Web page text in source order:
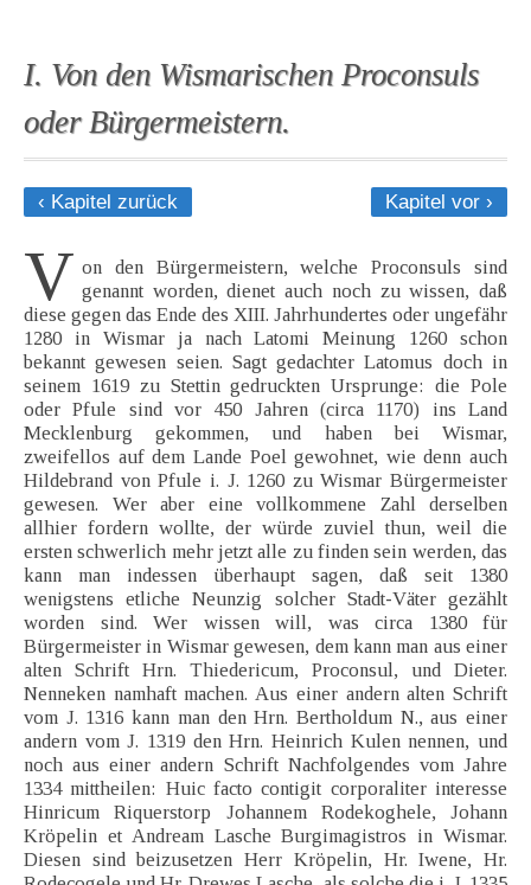
I. Von den Wismarischen Proconsuls
oder Bürgermeistern.
‹ Kapitel zurück Kapitel vor ›
V on den Bürgermeistern, welche Proconsuls sind
genannt worden, dienet auch noch zu wissen, daß
diese gegen das Ende des XIII. Jahrhundertes oder ungefähr
1280 in Wismar ja nach Latomi Meinung 1260 schon
bekannt gewesen seien. Sagt gedachter Latomus doch in
seinem 1619 zu Stettin gedruckten Ursprunge: die Pole
oder Pfule sind vor 450 Jahren (circa 1170) ins Land
Mecklenburg gekommen, und haben bei Wismar,
zweifellos auf dem Lande Poel gewohnet, wie denn auch
Hildebrand von Pfule i. J. 1260 zu Wismar Bürgermeister
gewesen. Wer aber eine vollkommene Zahl derselben
allhier fordern wollte, der würde zuviel thun, weil die
ersten schwerlich mehr jetzt alle zu finden sein werden, das
kann man indessen überhaupt sagen, daß seit 1380
wenigstens etliche Neunzig solcher Stadt-Väter gezählt
worden sind. Wer wissen will, was circa 1380 für
Bürgermeister in Wismar gewesen, dem kann man aus einer
alten Schrift Hrn. Thiedericum, Proconsul, und Dieter.
Nenneken namhaft machen. Aus einer andern alten Schrift
vom J. 1316 kann man den Hrn. Bertholdum N., aus einer
andern vom J. 1319 den Hrn. Heinrich Kulen nennen, und
noch aus einer andern Schrift Nachfolgendes vom Jahre
1334 mittheilen: Huic facto contigit corporaliter interesse
Hinricum Riquerstorp Johannem Rodekoghele, Johann
Kröpelin et Andream Lasche Burgimagistros in Wismar.
Diesen sind beizusetzen Herr Kröpelin, Hr. Iwene, Hr.